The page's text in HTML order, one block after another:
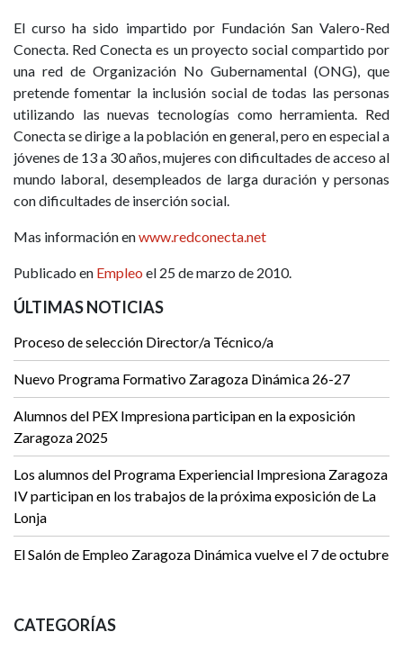
El curso ha sido impartido por Fundación San Valero-Red
Conecta. Red Conecta es un proyecto social compartido por
una red de Organización No Gubernamental (ONG), que
pretende fomentar la inclusión social de todas las personas
utilizando las nuevas tecnologías como herramienta. Red
Conecta se dirige a la población en general, pero en especial a
jóvenes de 13 a 30 años, mujeres con dificultades de acceso al
mundo laboral, desempleados de larga duración y personas
con dificultades de inserción social.
Mas información enwww.redconecta.net
Publicado en Empleo el 25 de marzo de 2010.
ÚLTIMAS NOTICIAS
Proceso de selección Director/a Técnico/a
Nuevo Programa Formativo Zaragoza Dinámica 26-27
Alumnos del PEX Impresiona participan en la exposición
Zaragoza 2025
Los alumnos del Programa Experiencial Impresiona Zaragoza
IV participan en los trabajos de la próxima exposición de La
Lonja
El Salón de Empleo Zaragoza Dinámica vuelve el 7 de octubre
CATEGORÍAS